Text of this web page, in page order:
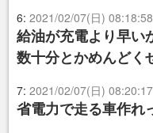
6: 2021/02/07(日)
給油が充電より早い
数十分とかめんどく
7: 2021/02/07(日)
省電力で走る車作れ